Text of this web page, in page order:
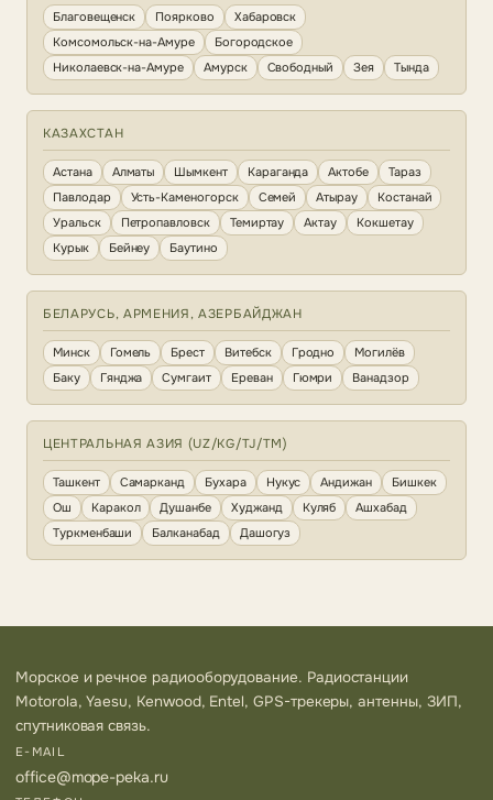
Благовещенск Поярково
Хабаровск
Комсомольск-на-Амуре
Богородское
Николаевск-на-Амуре
Амурск Свободный Зея Тында
КАЗАХСТАН
Астана Алматы Шымкент Караганда Актобе
Тараз
Павлодар
Усть-Каменогорск Семей Атырау
Костанай
Уральск
Петропавловск Темиртау Актау
Кокшетау
Курык
Бейнеу Баутино
БЕЛАРУСЬ, АРМЕНИЯ, АЗЕРБАЙДЖАН
Минск Гомель Брест Витебск Гродно
Могилёв
Баку
Гянджа Сумгаит Ереван Гюмри Ванадзор
ЦЕНТРАЛЬНАЯ АЗИЯ (UZ/KG/TJ/TM)
Ташкент Самарканд Бухара Нукус Андижан
Бишкек
Ош
Каракол Душанбе Худжанд Куляб
Ашхабад
Туркменбаши
Балканабад Дашогуз
Морское и речное радиооборудование. Радиостанции
Motorola, Yaesu, Kenwood, Entel, GPS-трекеры, антенны, ЗИП,
спутниковая связь.
E-MAIL
office@mope-peka.ru